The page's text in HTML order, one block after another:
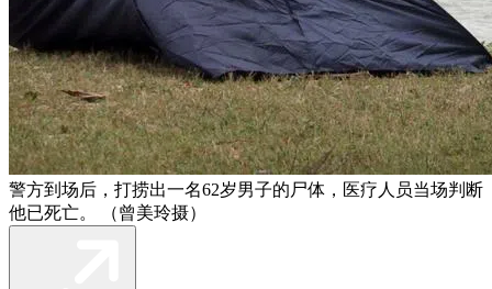
警方到场后，打捞出一名62岁男子的尸体，医疗人员当场判断
他已死亡。 （曾美玲摄）